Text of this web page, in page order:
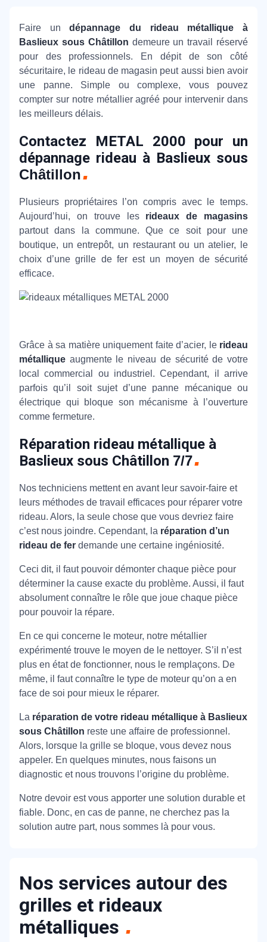
Faire undépannage du rideau métallique à
Baslieux sous Châtillon demeure un travail réservé
pour des professionnels. En dépit de son côté
sécuritaire, le rideau de magasin peut aussi bien avoir
une panne. Simple ou complexe, vous pouvez
compter sur notre métallier agréé pour intervenir dans
les meilleurs délais.
Contactez METAL 2000 pour un
dépannage rideau à Baslieux sous
Châtillon
Plusieurs propriétaires l’on compris avec le temps.
Aujourd’hui, on trouve les rideaux de magasins
partout dans la commune. Que ce soit pour une
boutique, un entrepôt, un restaurant ou un atelier, le
choix d’une grille de fer est un moyen de sécurité
efficace.
Grâce à sa matière uniquement faite d’acier, le rideau
métallique augmente le niveau de sécurité de votre
local commercial ou industriel. Cependant, il arrive
parfois qu’il soit sujet d’une panne mécanique ou
électrique qui bloque son mécanisme à l’ouverture
comme fermeture.
Réparation rideau métallique à
Baslieux sous Châtillon 7/7
Nos techniciens mettent en avant leur savoir-faire et
leurs méthodes de travail efficaces pour réparer votre
rideau. Alors, la seule chose que vous devriez faire
c’est nous joindre. Cependant, la réparation d’un
rideau de fer demande une certaine ingéniosité.
Ceci dit, il faut pouvoir démonter chaque pièce pour
déterminer la cause exacte du problème. Aussi, il faut
absolument connaître le rôle que joue chaque pièce
pour pouvoir la répare.
En ce qui concerne le moteur, notre métallier
expérimenté trouve le moyen de le nettoyer. S’il n’est
plus en état de fonctionner, nous le remplaçons. De
même, il faut connaître le type de moteur qu’on a en
face de soi pour mieux le réparer.
La réparation de votre rideau métallique à Baslieux
sous Châtillon reste une affaire de professionnel.
Alors, lorsque la grille se bloque, vous devez nous
appeler. En quelques minutes, nous faisons un
diagnostic et nous trouvons l’origine du problème.
Notre devoir est vous apporter une solution durable et
fiable. Donc, en cas de panne, ne cherchez pas la
solution autre part, nous sommes là pour vous.
Nos services autour des
grilles et rideaux
métalliques